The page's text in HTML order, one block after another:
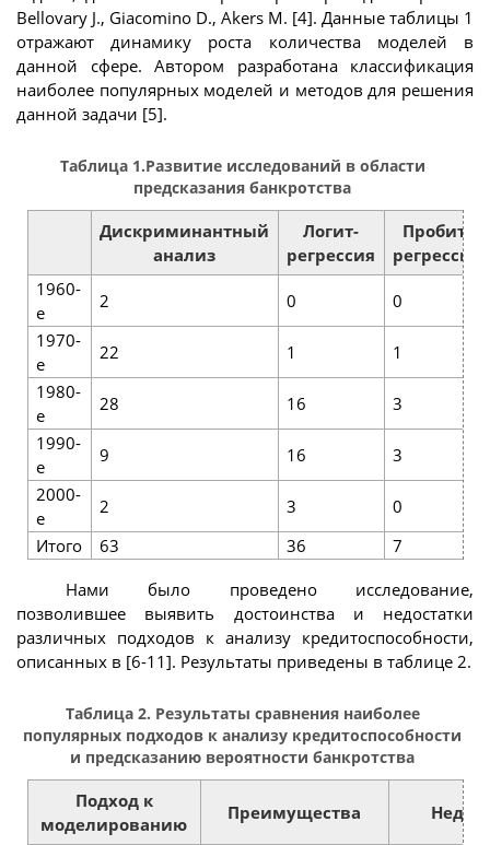
Bellovary J., Giacomino D., Akers M. [4]. Данные таблицы 1
отражают динамику роста количества моделей в
данной сфере. Автором разработана классификация
наиболее популярных моделей и методов для решения
данной задачи [5].
Таблица 1.Развитие исследований в области
предсказания банкротства
Дискриминантный
анализ
Логит-
регрессия
Пробит-
регрессия
1960-
е
2 0
0
1970-
е
22 1
1
1980-
е
28 16
3
1990-
е
9 16
3
2000-
е
2 3
0
Итого
63 36 7
Нами было проведено исследование,
позволившее выявить достоинства и недостатки
различных подходов к анализу кредитоспособности,
описанных в [6-11]. Результаты приведены в таблице 2.
Таблица 2. Результаты сравнения наиболее
популярных подходов к анализу кредитоспособности
и предсказанию вероятности банкротства
Подход к
моделированию
Преимущества